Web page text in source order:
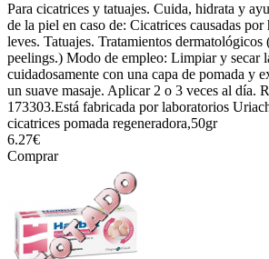
Para cicatrices y tatuajes. Cuida, hidrata y
de la piel en caso de: Cicatrices causadas por
leves. Tatuajes. Tratamientos dermatológicos
peelings.) Modo de empleo: Limpiar y secar
cuidadosamente con una capa de pomada y
un suave masaje. Aplicar 2 o 3 veces al día.
173303.Está fabricada por laboratorios
cicatrices pomada regeneradora,50gr
6.27€
Comprar